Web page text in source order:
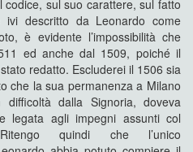
sul suo carattere, sul fatto
descritto da Leonardo come
è evidente l’impossibilità che
ed anche dal 1509, poiché il
redatto. Escluderei il 1506 sia
che la sua permanenza a Milano
dalla Signoria, doveva
legata agli impegni assunti col
Ritengo quindi che l’unico